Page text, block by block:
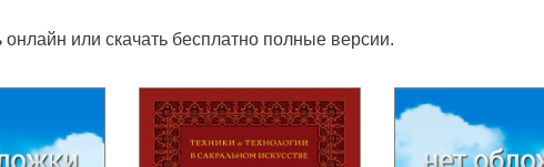
или скачать бесплатно полные версии.